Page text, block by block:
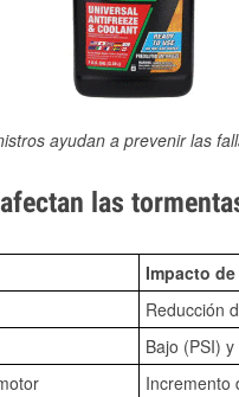
ayudan a prevenir las
las
Impacto
Reducción
Bajo (PSI)
Incremento